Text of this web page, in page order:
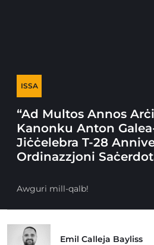
ISSA
“Ad Multos Annos
Kanonku Anton
Jiċċelebra T-28
Ordinazzjoni
Awguri mill-qalb!
Emil Calleja Bayliss